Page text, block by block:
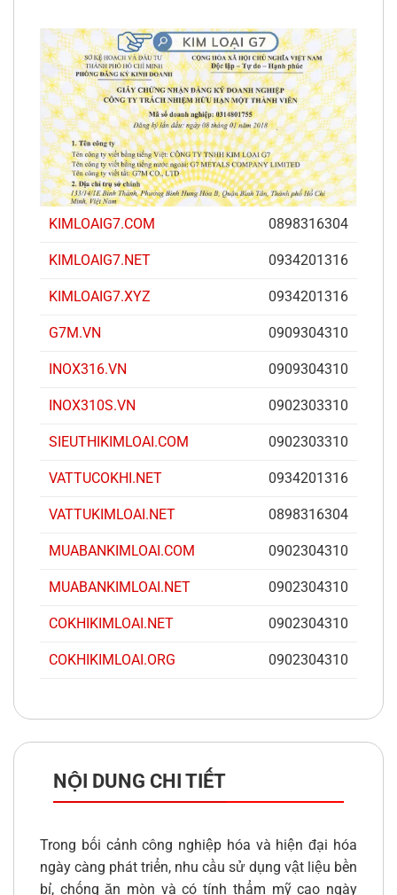
KIMLOAIG7.COM 0898316304
KIMLOAIG7.NET 0934201316
KIMLOAIG7.XYZ 0934201316
G7M.VN 0909304310
INOX316.VN 0909304310
INOX310S.VN 0902303310
SIEUTHIKIMLOAI.COM 0902303310
VATTUCOKHI.NET 0934201316
VATTUKIMLOAI.NET 0898316304
MUABANKIMLOAI.COM 0902304310
MUABANKIMLOAI.NET 0902304310
COKHIKIMLOAI.NET 0902304310
COKHIKIMLOAI.ORG 0902304310
NỘI DUNG CHI TIẾT
Trong bối cảnh công nghiệp hóa và hiện đại hóa
ngày càng phát triển, nhu cầu sử dụng vật liệu bền
bỉ, chống ăn mòn và có tính thẩm mỹ cao ngày